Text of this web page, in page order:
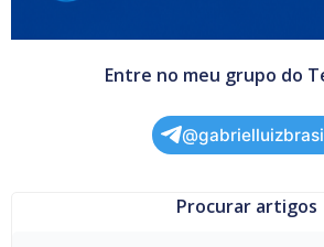
Entre no meu grupo do
Procurar artigos